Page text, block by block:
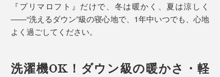
『プリマロフト』だけで、冬は暖かく、夏は涼しく
――“洗えるダウン”級の寝心地で、1年中いつでも、心地
よく過ごしてください。
洗濯機OK！ダウン級の暖かさ・軽